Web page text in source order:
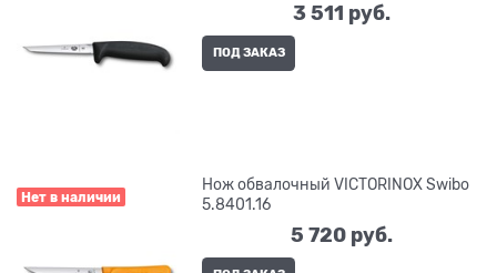
3 511 руб.
ПОД ЗАКАЗ
Нет в наличии
Нож обвалочный VICTORINOX Swibo
5.8401.16
5 720 руб.